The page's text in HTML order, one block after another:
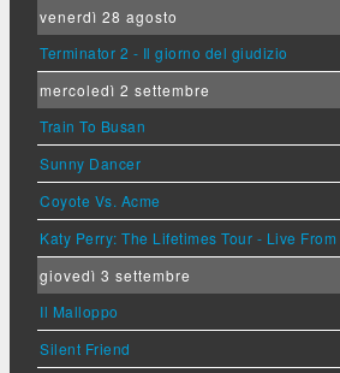
venerdì 28 agosto
Terminator 2 - Il giorno del giudizio
mercoledì 2 settembre
Train To Busan
Sunny Dancer
Coyote Vs. Acme
Katy Perry: The Lifetimes Tour - Live
giovedì 3 settembre
Il Malloppo
Silent Friend